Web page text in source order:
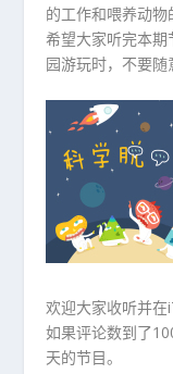
的工作和喂养动物
希望大家听完本
园游玩时，不要随
欢迎大家收听并在
如果评论数到了
天的节目。